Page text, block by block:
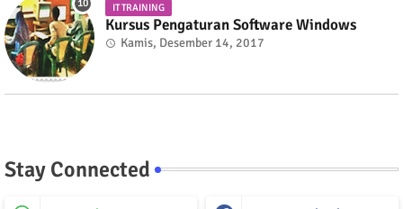
IT TRAINING
Kursus Pengaturan Software Windows
Kamis, Desember 14, 2017
Stay Connected